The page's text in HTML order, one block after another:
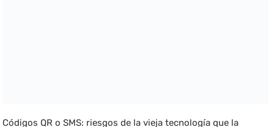
Códigos QR o SMS: riesgos de la vieja tecnología que la